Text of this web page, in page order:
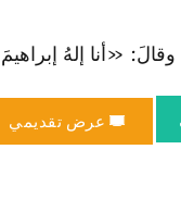
«أنا إلهُ
عرض تقديمي